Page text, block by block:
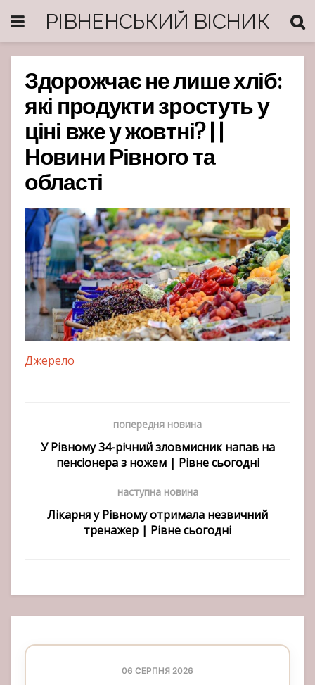
РІВНЕНСЬКИЙ ВІСНИК
Здорожчає не лише хліб:
які продукти зростуть у
ціні вже у жовтні? | |
Новини Рівного та
області
Джерело
попередня новина
У Рівному 34-річний зловмисник напав на
пенсіонера з ножем | Рівне сьогодні
наступна новина
Лікарня у Рівному отримала незвичний
тренажер | Рівне сьогодні
06 СЕРПНЯ 2026